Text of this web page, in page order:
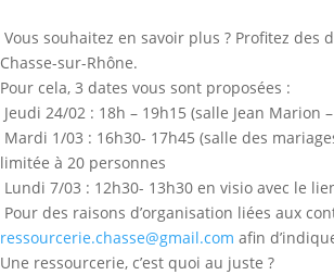
Vous souhaitez en savoir plus ? Profitez
Chasse-sur-Rhône.
Pour cela, 3 dates vous sont proposées :
Jeudi 24/02 : 18h – 19h15 (salle Jean Marion
Mardi 1/03 : 16h30- 17h45 (salle des
limitée à 20 personnes
Lundi 7/03 : 12h30- 13h30 en visio avec le
Pour des raisons d’organisation liées aux
ressourcerie.chasse@gmail.com afin
Une ressourcerie, c’est quoi au juste ?